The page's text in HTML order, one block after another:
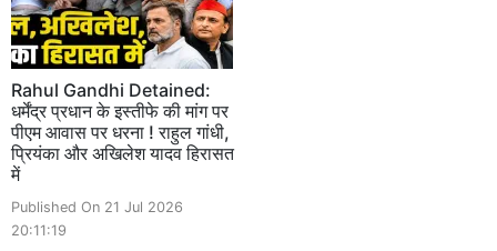
Rahul Gandhi Detained:
धर्मेंद्र प्रधान के इस्तीफे की मांग पर
पीएम आवास पर धरना ! राहुल गांधी,
प्रियंका और अखिलेश यादव हिरासत
में
Published On 21 Jul 2026
20:11:19